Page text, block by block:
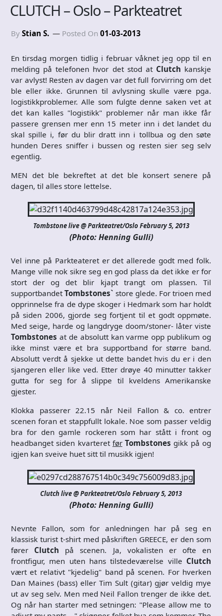
CLUTCH – Oslo – Parkteatret
By Stian S. Posted On 01-03-2013
En tirsdag morgen tidlig i februar våknet jeg opp til en
melding på telefonen hvor det stod at Clutch kanskje
var avlyst! Resten av dagen var det full forvirring om det
ble eller ikke. Grunnen til avlysning skulle være pga.
logistikkproblemer. Alle som fulgte denne saken vet at
det kan kalles "logistikk" problemer når man ikke får
passere grensen mer enn 15 meter inn i det landet du
skal spille i, før du blir dratt inn i tollbua og den søte
hunden Deres sniffer i bussen og resten sier seg selv
egentlig.
MEN det ble bekreftet at det ble konsert senere på
dagen, til alles store lettelse.
Tombstone live @ Parkteatret/Oslo February 5, 2013
(Photo: Henning Gulli)
Vel inne på Parkteateret er det allerede godt med folk.
Mange ville nok sikre seg en god plass da det ikke er for
stort der og det blir kjapt trangt om plassen. Til
supportbandetTombstones` store glede. For trioen med
opprinnelse fra de dype skoger i Hedmark som har holdt
på siden 2006, gjorde seg fortjent til et godt oppmøte.
Med seige, harde og langdryge doom/stoner- låter viste
Tombstones at de absolutt kan varme opp publikum og
ikke minst være et bra supportband for større band.
Absolutt verdt å sjekke ut dette bandet hvis du er i den
sjangeren eller like ved. Etter drøye 40 minutter takker
gutta for seg for å slippe til kveldens Amerikanske
gjester.
Klokka passerer 22.15 når Neil Fallon & co. entrer
scenen foran et stappfullt lokale. Noe som passer veldig
bra for den gamle rockeren som har stått i front og
headbanget siden kvarteret før Tombstones gikk på og
igjen kan sveive huet sitt til musikk igjen!
Clutch live @ Parkteatret/Oslo February 5, 2013
(Photo: Henning Gulli)
Nevnte Fallon, som for anledningen har på seg en
klassisk turist t-shirt med påskriften GREECE, er den som
fører Clutch på scenen. Ja, vokalisten er ofte en
frontfigur, men uten hans tilstedeværelse ville Clutch
vært et relativt "kjedelig" band på scenen. For hverken
Dan Maines (bass) eller Tim Sult (gitar) gjør veldig mye
ut av seg selv. Men med Neil Fallon trenger de ikke det.
Og når han starter med setningen: "Please allow me to